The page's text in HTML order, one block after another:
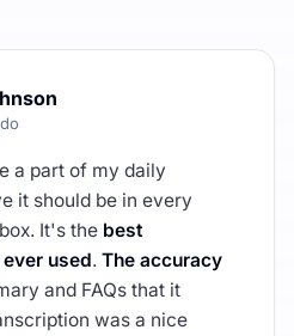
a part of my daily
it should be in every
It's the best
used. The accuracy
and FAQs that it
was a nice